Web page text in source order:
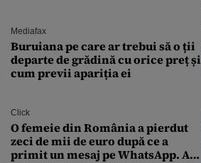
Mediafax
Buruiana pe care ar trebui să o ții
departe de grădină cu orice preț și
cum previi apariția ei
Click
O femeie din România a pierdut
zeci de mii de euro după ce a
primit un mesaj pe WhatsApp. A